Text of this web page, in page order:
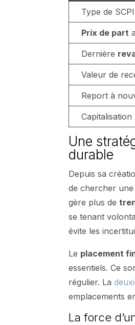
Type de SCPI
Prix de part
Dernière
Valeur de
Report à
Capitalisation
Une
durable
Depuis sa
de chercher
gère plus de
se tenant
évite les
Le placement
essentiels. Ce
régulier. La
emplacements
La force